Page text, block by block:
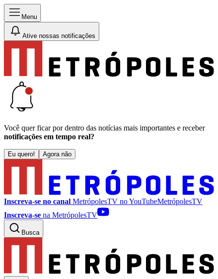
Menu
Ative nossas notificações
Você quer ficar por dentro das notícias mais importantes e receber
notificações em tempo real?
Eu quero! Agora não
Inscreva-se no canal MetrópolesTV noYouTubeMetrópolesTV
Inscreva-se na MetrópolesTV
Busca